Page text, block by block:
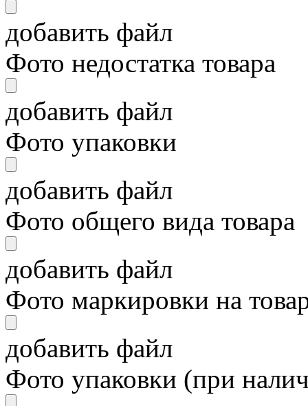
добавить файл
Фото недостатка товара
добавить файл
Фото упаковки
добавить файл
Фото общего вида товара
добавить файл
Фото маркировки на
добавить файл
Фото упаковки (при